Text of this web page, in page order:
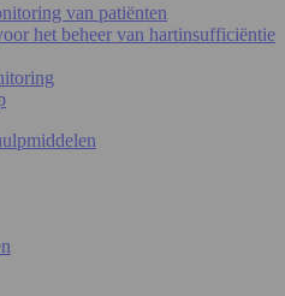
van patiënten
het beheer van hartinsufficiëntie